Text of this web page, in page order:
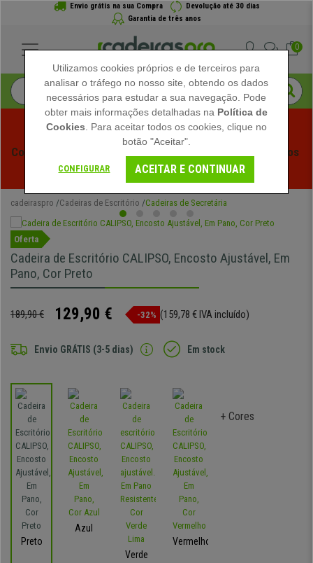
Envio grátis na sua Compra
Devolução até 30 dias
Garantia de três anos
0
Começam os Saldos de Verão em Cadeiraspro! Descontos
Exclusivos por Tempo Limitado - Ver Promoção
cadeiraspro Cadeiras de Escritório Cadeiras de Secretária
Oferta
Cadeira de Escritório CALIPSO, Encosto Ajustável, Em
Pano, Cor Preto
189,90 € 129,90 € -32% (159,78 € IVA incluído)
Envio GRÁTIS (3-5 dias) Em stock
Preto
Azul
Verde
Vermelho
+ Cores
Utilizamos cookies próprios e de terceiros para
analisar o tráfego no nosso site, obtendo os dados
necessários para estudar a sua navegação. Pode
obter mais informações detalhadas na Política de
Cookies . Para aceitar todos os cookies, clique no
botão "Aceitar".
CONFIGURAR ACEITAR E CONTINUAR